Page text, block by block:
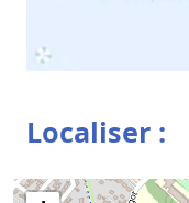
Localiser :